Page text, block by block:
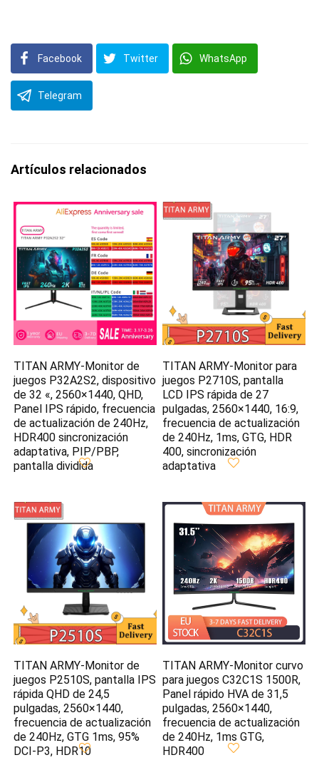
Facebook Twitter WhatsApp
Telegram
Artículos relacionados
TITAN ARMY-Monitor de
juegos P32A2S2, dispositivo
de 32 «, 2560×1440, QHD,
Panel IPS rápido, frecuencia
de actualización de 240Hz,
HDR400 sincronización
adaptativa, PIP/PBP,
pantalla dividida
TITAN ARMY-Monitor para
juegos P2710S, pantalla
LCD IPS rápida de 27
pulgadas, 2560×1440, 16:9,
frecuencia de actualización
de 240Hz, 1ms, GTG, HDR
400, sincronización
adaptativa
TITAN ARMY-Monitor de
juegos P2510S, pantalla IPS
rápida QHD de 24,5
pulgadas, 2560×1440,
frecuencia de actualización
de 240Hz, GTG 1ms, 95%
DCI-P3, HDR10
TITAN ARMY-Monitor curvo
para juegos C32C1S 1500R,
Panel rápido HVA de 31,5
pulgadas, 2560×1440,
frecuencia de actualización
de 240Hz, 1ms GTG,
HDR400